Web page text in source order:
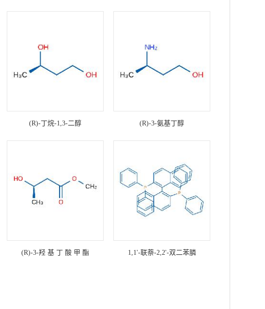
(R)-丁烷-1,3-二醇 (R)-3-氨基丁醇
(R)-3-羟 基 丁 酸 甲 酯 1,1'-联萘-2,2'-双二苯膦